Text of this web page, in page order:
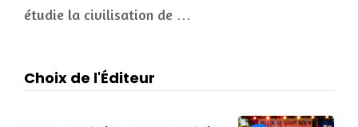
étudie la civilisation de …
Choix de l'Éditeur